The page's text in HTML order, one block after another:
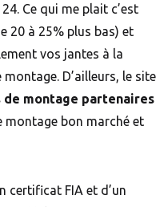
Ce qui me plait c’est
20 à 25% plus bas) et
vos jantes à la
D’ailleurs, le site
de montage partenaires
montage bon marché et
certificat FIA et d’un